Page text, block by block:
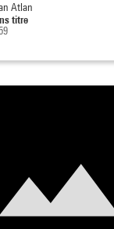
Atlan
titre